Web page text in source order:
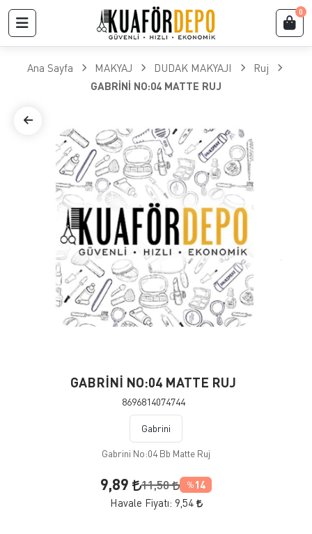
0
Ana Sayfa MAKYAJ DUDAK MAKYAJI
Ruj
GABRİNİ NO:04 MATTE RUJ
GABRİNİ NO:04 MATTE RUJ
8696814074744
Gabrini
Gabrini No:04 Bb Matte Ruj
9,89 11,50 % 14
Havale Fiyatı: 9,54